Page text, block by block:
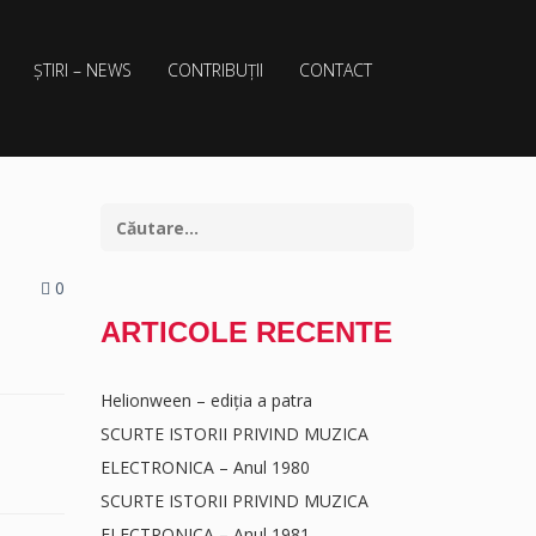
ȘTIRI – NEWS CONTRIBUȚII CONTACT
0
ARTICOLE RECENTE
Helionween – ediția a patra
SCURTE ISTORII PRIVIND MUZICA
ELECTRONICA – Anul 1980
SCURTE ISTORII PRIVIND MUZICA